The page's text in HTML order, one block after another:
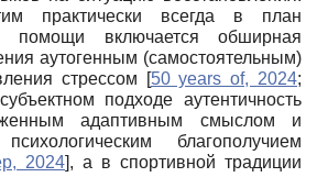
практически всегда в план
помощи включается обширная
аутогенным (самостоятельным)
стрессом
[50 years of, 2024;
подходе аутентичность
адаптивным смыслом и
благополучием
2024], а в спортивной традиции